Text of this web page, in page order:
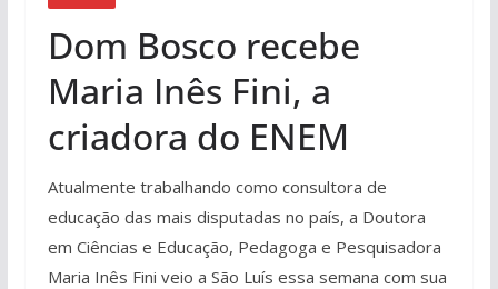
Dom Bosco recebe
Maria Inês Fini, a
criadora do ENEM
Atualmente trabalhando como consultora de
educação das mais disputadas no país, a Doutora
em Ciências e Educação, Pedagoga e Pesquisadora
Maria Inês Fini veio a São Luís essa semana com sua